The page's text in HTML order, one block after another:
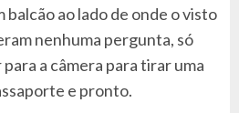
balcão ao lado de onde o visto
nenhuma pergunta, só
a câmera para tirar uma
e pronto.